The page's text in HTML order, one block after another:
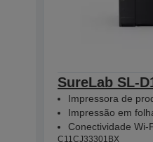
SureLab SL-
Impressora de
Impressão em
Conectividade Wi-
C11CJ33301BX